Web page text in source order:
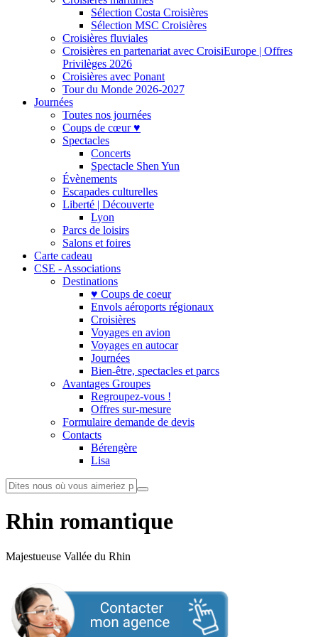
Sélection Costa Croisières
Sélection MSC Croisières
Croisières fluviales
Croisières en partenariat avec CroisiEurope | Offres
Privilèges 2026
Croisières avec Ponant
Tour du Monde 2026-2027
Journées
Toutes nos journées
Coups de cœur ♥
Spectacles
Concerts
Spectacle Shen Yun
Évènements
Escapades culturelles
Liberté | Découverte
Lyon
Parcs de loisirs
Salons et foires
Carte cadeau
CSE - Associations
Destinations
♥ Coups de coeur
Envols aéroports régionaux
Croisières
Voyages en avion
Voyages en autocar
Journées
Bien-être, spectacles et parcs
Avantages Groupes
Regroupez-vous !
Offres sur-mesure
Formulaire demande de devis
Contacts
Bérengère
Lisa
Rhin romantique
Majestueuse Vallée du Rhin